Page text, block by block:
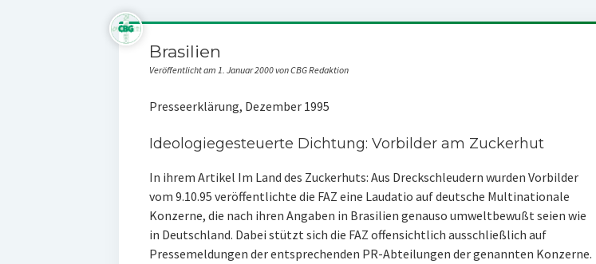
Brasilien
Veröffentlicht am 1. Januar 2000 von CBG Redaktion
Presseerklärung, Dezember 1995
Ideologiegesteuerte Dichtung: Vorbilder am Zuckerhut
In ihrem Artikel Im Land des Zuckerhuts: Aus Dreckschleudern wurden Vorbilder
vom 9.10.95 veröffentlichte die FAZ eine Laudatio auf deutsche Multinationale
Konzerne, die nach ihren Angaben in Brasilien genauso umweltbewußt seien wie
in Deutschland. Dabei stützt sich die FAZ offensichtlich ausschließlich auf
Pressemeldungen der entsprechenden PR-Abteilungen der genannten Konzerne.